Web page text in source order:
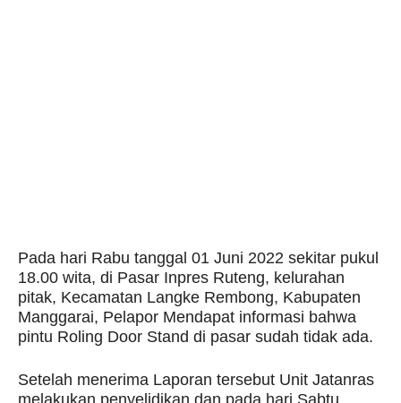
Pada hari Rabu tanggal 01 Juni 2022 sekitar pukul
18.00 wita, di Pasar Inpres Ruteng, kelurahan
pitak, Kecamatan Langke Rembong, Kabupaten
Manggarai, Pelapor Mendapat informasi bahwa
pintu Roling Door Stand di pasar sudah tidak ada.
Setelah menerima Laporan tersebut Unit Jatanras
melakukan penyelidikan dan pada hari Sabtu